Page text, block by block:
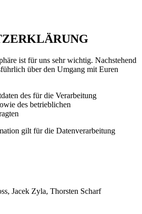
ist für uns sehr wichtig. Nachstehend
über den Umgang mit Euren
des für die Verarbeitung
des betrieblichen
gilt für die Datenverarbeitung
Jacek Zyla, Thorsten Scharf